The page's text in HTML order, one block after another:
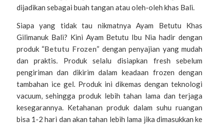
dijadikan sebagai buah tangan atau oleh-oleh khas Bali.
Siapa yang tidak tau nikmatnya Ayam Betutu Khas
Gilimanuk Bali? Kini Ayam Betutu Ibu Nia hadir dengan
produk “Betutu Frozen” dengan penyajian yang mudah
dan praktis. Produk selalu disiapkan fresh sebelum
pengiriman dan dikirim dalam keadaan frozen dengan
tambahan ice gel. Produk ini dikemas dengan teknologi
vacuum, sehingga produk lebih tahan lama dan terjaga
kesegarannya. Ketahanan produk dalam suhu ruangan
bisa 1-2 hari dan akan tahan lebih lama jika dimasukkan ke